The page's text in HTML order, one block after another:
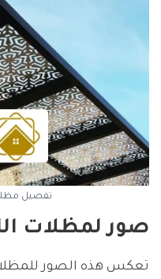
تفصيل
صور لمظلات
تعكس هذه الصور